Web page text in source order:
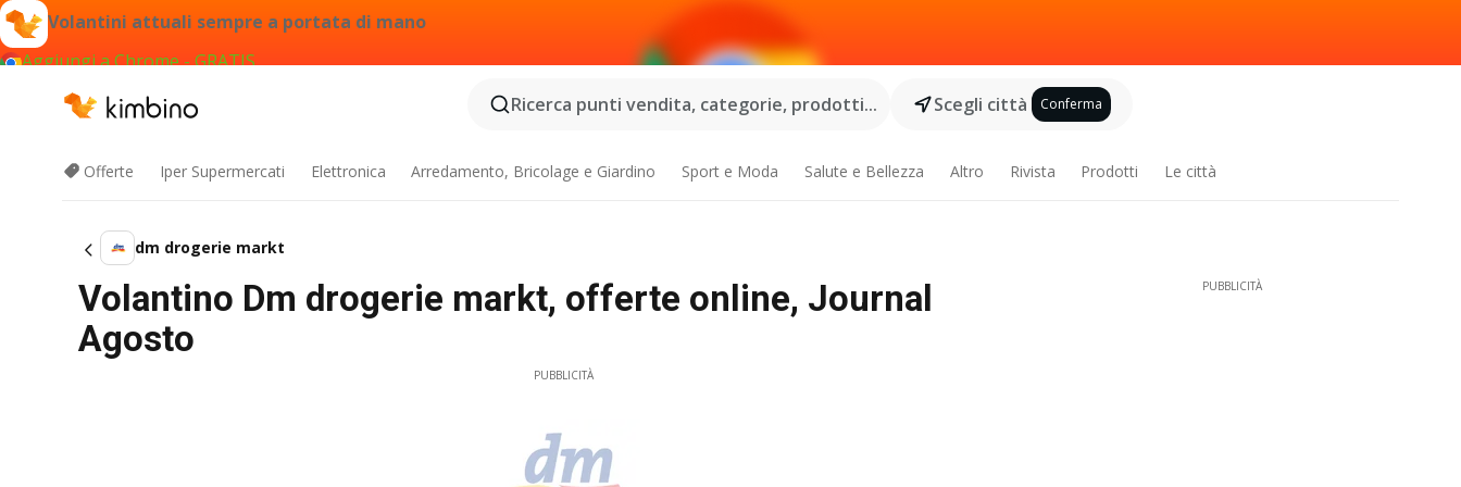
Volantini attuali sempre a portata di mano
Aggiungi a Chrome - GRATIS
Ricerca punti vendita, categorie, prodotti...
Scegli città Conferma
Offerte Iper Supermercati Elettronica Arredamento, Bricolage e Giardino Sport e Moda Salute e Bellezza Altro Rivista Prodotti Le città
dm drogerie markt
Volantino Dm drogerie markt, offerte online, Journal
Agosto
PUBBLICITÀ
PUBBLICITÀ